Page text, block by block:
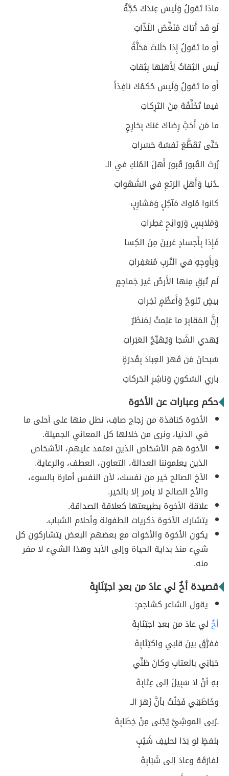
ماذا تَقولُ وَلَيسَ عِندَكَ حُجَّةٌ
لَو قَد أَتاكَ مُنَغِّصُ اللَذّاتِ
أَو ما تَقولُ إِذا حَلَلتَ مَحَلَّةً
لَيسَ الثِقاتُ لِأَهلِها بِثِقاتِ
أَو ما تَقولُ وَلَيسَ حُكمُكَ نافِذاً
فيما تُخَلِّفُهُ مِنَ التَرِكاتِ
ما مَن أَحَبَّ رِضاكَ عَنكَ بِخارِجٍ
حَتّى تَقَطَّعَ نَفسُهُ حَسَراتِ
زُرتَ القُبورَ قُبورَ أَهلَ المُلكِ في الـ
ـدُنيا وَأَهلِ الرَتعِ في الشَهَواتِ
كانوا مُلوكَ مَآكِلٍ وَمَشارِبٍ
وَمَلابِسٍ وَرَوائِحٍ عَطِراتِ
فَإِذا بِأَجسادٍ عَرينَ مِنَ الكِسا
وَبِأَوجِهٍ في التُربِ مُنعَفِراتِ
لَم تُبقِ مِنها الأَرضُ غَيرَ جَماجِمٍ
بيضٍ تَلوحُ وَأَعظُمٍ نَخِراتِ
إِنَّ المَقابِرَ ما عَلِمتُ لِمَنظَرٌ
يُهدي الشَجا وَيُهَيِّجُ العَبَراتِ
سُبحانَ مَن قَهرَ العِبادَ بِقُدرَةٍ
باري السُكونِ وَناشِرِ الحَركاتِ
حكم وعبارات عن الأخوة
الأخوة كنافذة من زجاج صافِ، نطل منها على أحلى ما
في الدنيا، ونرى من خلالها كل المعاني الجميلة.
الأخوة هم الأشخاص الذين نعتمد عليهم، الأشخاص
الذين يعلموننا العدالة، التعاون، العطف، والرعاية.
الأخ الصالح خير من نفسك، لأن النفس أمارة بالسوء،
والأخ الصالح لا يأمر إلا بالخير.
علاقة الأخوة بطبيعتها كعلاقة الصداقة.
يتشارك الأخوة ذكريات الطفولة وأحلام الشباب.
يكون الأخوة والأخوات مع بعضهم البعض يتشاركون كل
شيء منذ بداية الحياة وإلى الأبد وهذا الشيء لا مفر
منه.
قصيدة أخٌ لي عادَ من بعدِ اجتِنَابِهْ
يقول الشاعر كشاجم:
أخٌلي عادَ من بعدِ اجتِنَابِهْ
ففرَّقَ بينَ قلبي واكتِئَابِهْ
حَبَانِي بالعتابِ وكانَ ظنِّي
بهِ أنْ لا سَبِيلَ إلى عِتَابِهْ
وخَاطَبَنِي فَخِلْتُ بأنَّ زَهرَ الـ
ـرُبى الموشِيَّ يُجْنى مِنْ خِطَابِهْ
بلفظٍ لو بَدَا لحليفِ شَيْبٍ
لفارَقَهُ وعادَ إلى شَبَابِهْ